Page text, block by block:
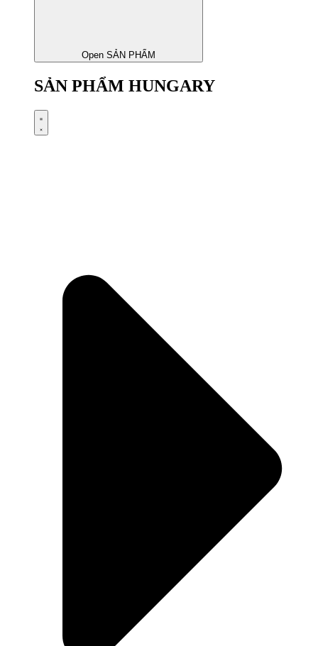
Open SẢN PHẨM
SẢN PHẨM HUNGARY